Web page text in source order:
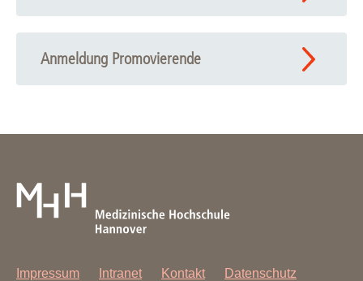
Anmeldung Promovierende
Impressum Intranet Kontakt
Datenschutz